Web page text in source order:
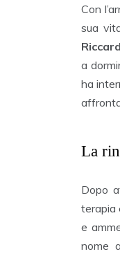
Con
sua
a
ha
La
Dopo
terapia
e
nome